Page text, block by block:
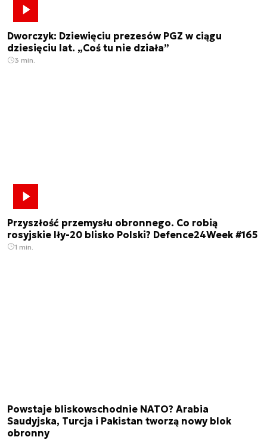
Dworczyk: Dziewięciu prezesów PGZ w ciągu
dziesięciu lat. „Coś tu nie działa”
3 min.
Przyszłość przemysłu obronnego. Co robią
rosyjskie Iły-20 blisko Polski? Defence24Week #165
1 min.
Powstaje bliskowschodnie NATO? Arabia
Saudyjska, Turcja i Pakistan tworzą nowy blok
obronny